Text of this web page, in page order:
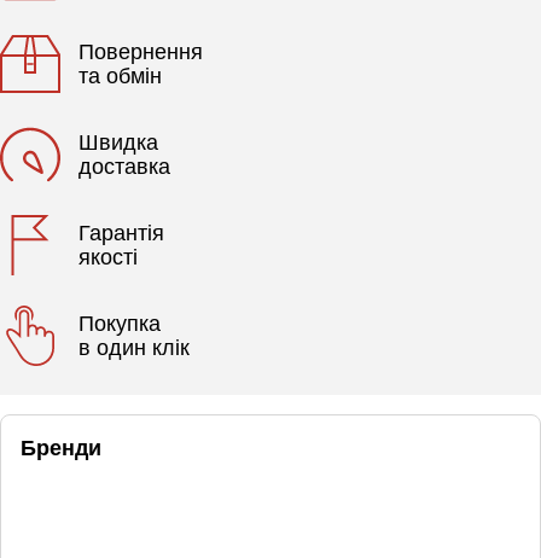
Повернення
та обмін
Швидка
доставка
Гарантія
якості
Покупка
в один клік
Бренди